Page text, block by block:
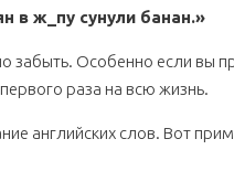
в ж_пу сунули банан.»
Особенно если вы
раза на всю жизнь.
английских слов. Вот